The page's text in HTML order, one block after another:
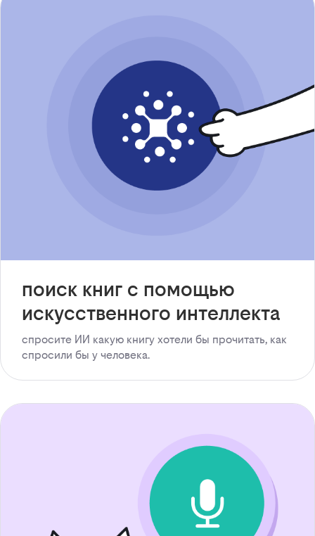
поиск книг с помощью
искусственного интеллекта
спросите ИИ какую книгу хотели бы прочитать, как
спросили бы у человека.